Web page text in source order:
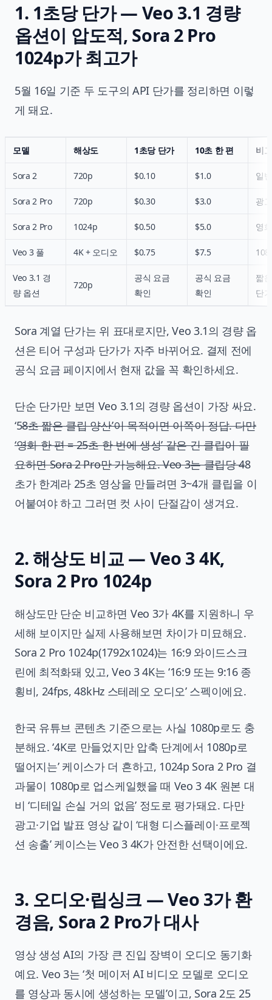
1. 1초당 단가 — Veo 3.1 경량
옵션이 압도적, Sora 2 Pro
1024p가 최고가
5월 16일 기준 두 도구의 API 단가를 정리하면 이렇
게 돼요.
모델 해상도 1초당 단가 10초 한 편 비고
Sora 2 720p $0.10 $1.0 일
Sora 2 Pro 720p $0.30 $3.0 광
Sora 2 Pro 1024p $0.50 $5.0 영
Veo 3 풀 4K + 오디오 $0.75 $7.5
Veo 3.1 경
량 옵션
720p
공식 요금
확인
공식 요금
확인
짧
단
Sora 계열 단가는 위 표대로지만, Veo 3.1의 경량 옵
션은 티어 구성과 단가가 자주 바뀌어요. 결제 전에
공식 요금 페이지에서 현재 값을 꼭 확인하세요.
단순 단가만 보면 Veo 3.1의 경량 옵션이 가장 싸요.
‘58초 짧은 클립 양산’이 목적이면 이쪽이 정답. 다만
‘영화 한 편 = 25초 한 번에 생성’ 같은 긴 클립이 필
요하면 Sora 2 Pro만 가능해요. Veo 3는 클립당 48
초가 한계라 25초 영상을 만들려면 3~4개 클립을 이
어붙여야 하고 그러면 컷 사이 단절감이 생겨요.
2. 해상도 비교 — Veo 3 4K,
Sora 2 Pro 1024p
해상도만 단순 비교하면 Veo 3가 4K를 지원하니 우
세해 보이지만 실제 사용해보면 차이가 미묘해요.
Sora 2 Pro 1024p(1792x1024)는 16:9 와이드스크
린에 최적화돼 있고, Veo 3 4K는 ‘16:9 또는 9:16 종
횡비, 24fps, 48kHz 스테레오 오디오’ 스펙이에요.
한국 유튜브 콘텐츠 기준으로는 사실 1080p로도 충
분해요. ‘4K로 만들었지만 압축 단계에서 1080p로
떨어지는’ 케이스가 더 흔하고, 1024p Sora 2 Pro 결
과물이 1080p로 업스케일했을 때 Veo 3 4K 원본 대
비 ‘디테일 손실 거의 없음’ 정도로 평가돼요. 다만
광고·기업 발표 영상 같이 ‘대형 디스플레이·프로젝
션 송출’ 케이스는 Veo 3 4K가 안전한 선택이에요.
3. 오디오·립싱크 — Veo 3가 환
경음, Sora 2 Pro가 대사
영상 생성 AI의 가장 큰 진입 장벽이 오디오 동기화
예요. Veo 3는 ‘첫 메이저 AI 비디오 모델로 오디오
를 영상과 동시에 생성하는 모델’이고, Sora 2도 25